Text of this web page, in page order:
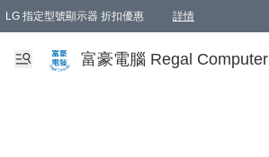
LG 指定型號顯示器 折扣優惠 詳情
富豪電腦 Regal Computer